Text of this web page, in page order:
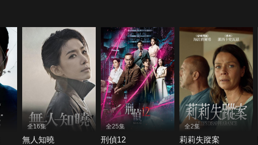
全16集
無人知曉
全25集
刑偵12
全2集
莉莉失蹤案